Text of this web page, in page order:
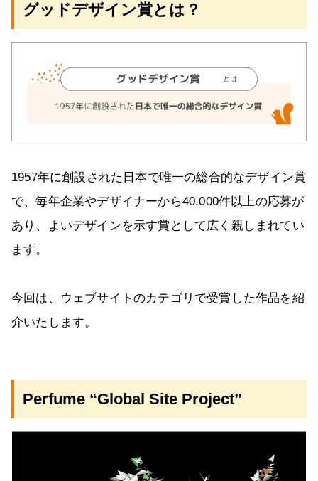
グッドデザイン賞とは？
1957年に創設された日本で唯一の総合的なデザイン賞
で、毎年企業やデザイナーから40,000件以上の応募が
あり、よいデザインを示す賞として広く親しまれてい
ます。
今回は、ウェブサイトのカテゴリで受賞した作品を紹
介いたします。
Perfume “Global Site Project”